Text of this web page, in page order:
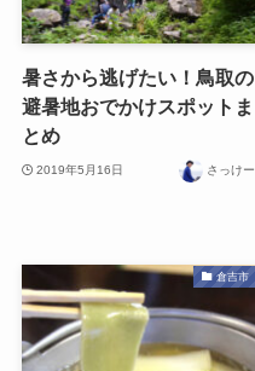
暑さから逃げたい！鳥取の
避暑地おでかけスポットま
とめ
2019年5月16日 さっけー
倉吉市